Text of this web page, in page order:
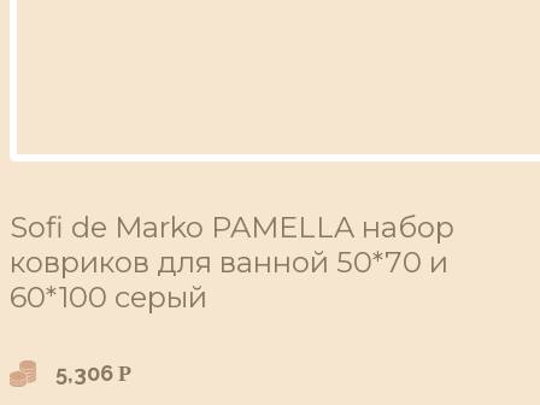
Sofi de Marko PAMELLA набор
ковриков для ванной 50*70 и
60*100 серый
5,306 Р